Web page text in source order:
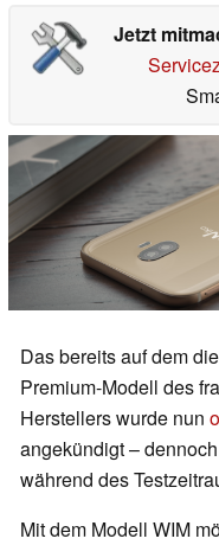
Jetzt
Das bereits auf dem
Premium-Modell des
Herstellers wurde nun
angekündigt –
während des
Mit dem Modell WIM